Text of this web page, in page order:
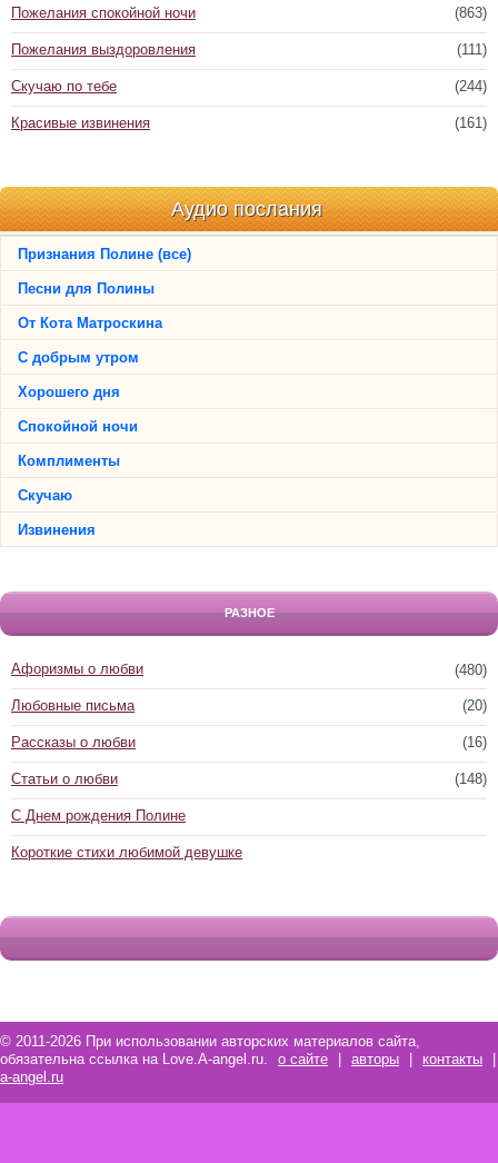
(863)
Пожелания спокойной ночи
(111)
Пожелания выздоровления
(244)
Скучаю по тебе
(161)
Красивые извинения
Аудио послания
Признания Полине (все)
Песни для Полины
От Кота Матроскина
С добрым утром
Хорошего дня
Спокойной ночи
Комплименты
Скучаю
Извинения
РАЗНОЕ
(480)
Афоризмы о любви
(20)
Любовные письма
(16)
Рассказы о любви
(148)
Статьи о любви
С Днем рождения Полине
Короткие стихи любимой девушке
© 2011-2026 При использовании авторских материалов сайта,
обязательна ссылка на Love.A-angel.ru.
о сайте авторы контакты
a-angel.ru